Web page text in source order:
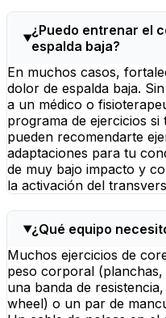
¿Puedo entrenar el
espalda baja?
En muchos casos,
dolor de espalda baja.
a un médico o
programa de ejercicios
pueden recomendarte
adaptaciones para tu
de muy bajo impacto y
la activación del
¿Qué equipo
Muchos ejercicios de
peso corporal
una banda de
wheel) o un par de